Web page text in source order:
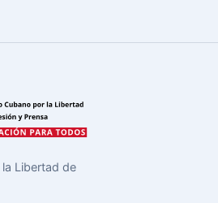
Libertad de